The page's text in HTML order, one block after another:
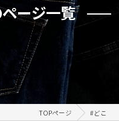
ージ一覧
TOPページ #どこ